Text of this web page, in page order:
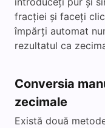
fracției și faceți clic
împărți automat
rezultatul ca
Conversia
zecimale
Există două